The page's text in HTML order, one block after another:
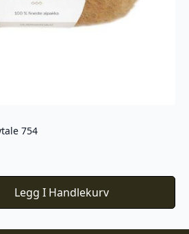
754
Legg I Handlekurv